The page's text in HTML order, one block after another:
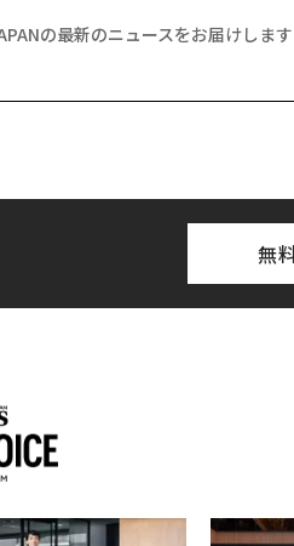
の最新のニュースをお届けします
無